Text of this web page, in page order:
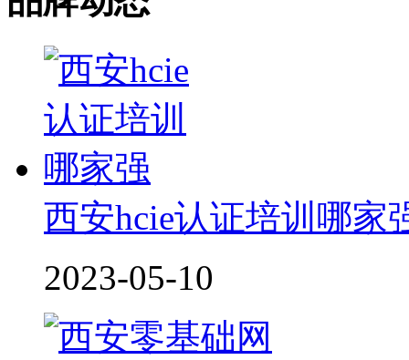
西安hcie认证培训哪家
2023-05-10